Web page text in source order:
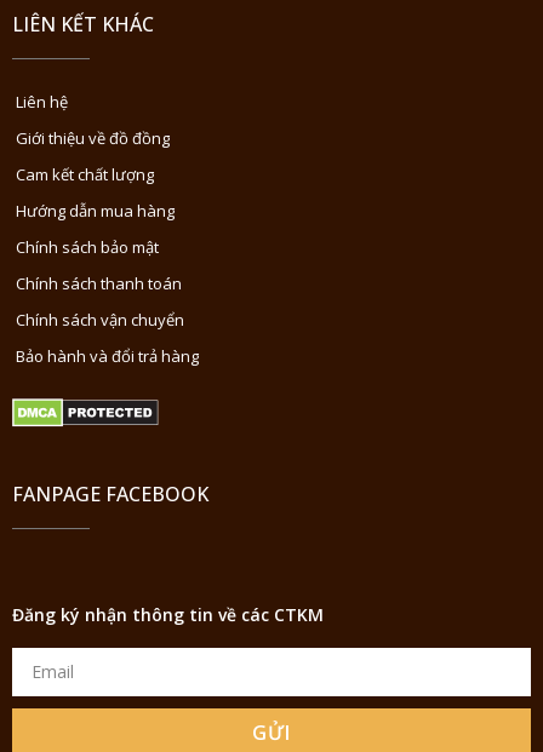
LIÊN KẾT KHÁC
Liên hệ
Giới thiệu về đồ đồng
Cam kết chất lượng
Hướng dẫn mua hàng
Chính sách bảo mật
Chính sách thanh toán
Chính sách vận chuyển
Bảo hành và đổi trả hàng
FANPAGE FACEBOOK
Đăng ký nhận thông tin về các CTKM
GỬI